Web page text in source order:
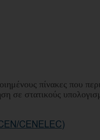
πίνακες που
σε στατικούς
CENELEC)